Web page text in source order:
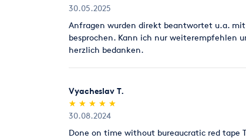
30.05.2025
Anfragen wurden direkt beantwortet u.a.
besprochen. Kann ich nur weiterempfehlen
herzlich bedanken.
Vyacheslav T.
(*)
★
★
(*) ★
★
(*) ★
★
(*) ★
★
(*) ★
★
30.08.2024
Done on time without bureaucratic red tape